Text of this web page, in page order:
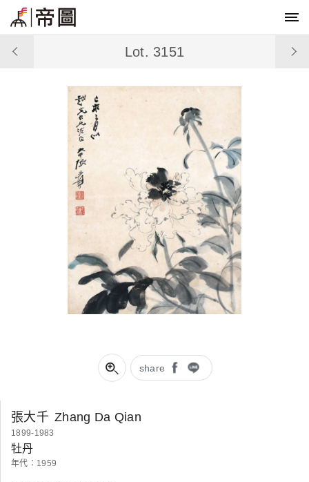
share
Lot. 3151
張大千 Zhang Da Qian
1899-1983
牡丹
年代：1959